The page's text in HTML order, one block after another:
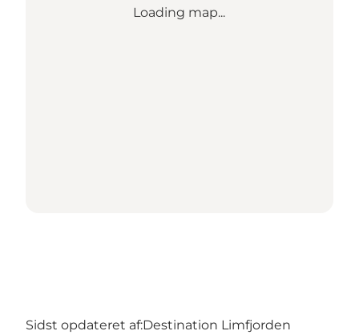
Loading map...
Sidst opdateret af:Destination Limfjorden